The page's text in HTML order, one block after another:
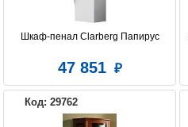
Шкаф-пенал Clarberg Папирус
47 851
Код: 29762